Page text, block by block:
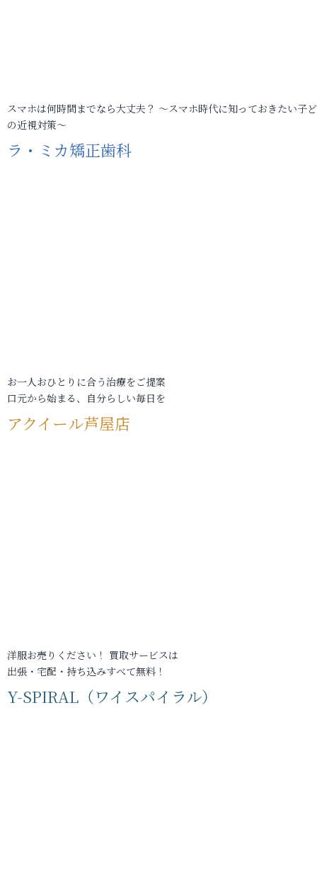
スマホは何時間までなら大丈夫？ ～スマホ時代に知っておきたい子
の近視対策～
ラ・ミカ矯正歯科
お一人おひとりに合う治療をご提案
口元から始まる、自分らしい毎日を
アクイール芦屋店
洋服お売りください！ 買取サービスは
出張・宅配・持ち込みすべて無料！
Y-SPIRAL（ワイスパイラル）